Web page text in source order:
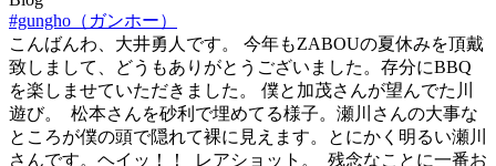
#gungho（ガンホー）
こんばんわ、大井勇人です。 今年もZABOUの夏休みを頂戴
致しまして、どうもありがとうございました。存分にBBQ
を楽しませていただきました。 僕と加茂さんが望んでた川
遊び。
松本さんを砂利で埋めてる様子。瀬川さんの大事な
ところが僕の頭で隠れて裸に見えます。とにかく明るい瀬川
さんです。ヘイッ！！
レアショット。
残念なことに一番お